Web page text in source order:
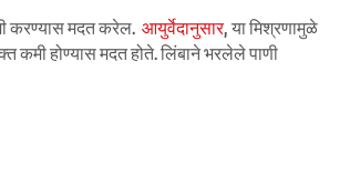
करण्यास मदत करेल. आयुर्वेदानुसार, या मिश्रणामुळे
कमी होण्यास मदत होते. लिंबाने भरलेले पाणी